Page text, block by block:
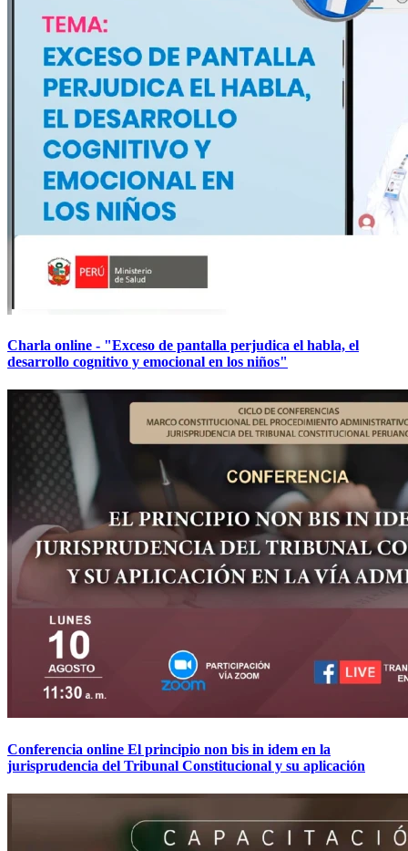
Charla online - "Exceso de pantalla perjudica el habla, el
desarrollo cognitivo y emocional en los niños"
Conferencia online El principio non bis in idem en la
jurisprudencia del Tribunal Constitucional y su aplicación